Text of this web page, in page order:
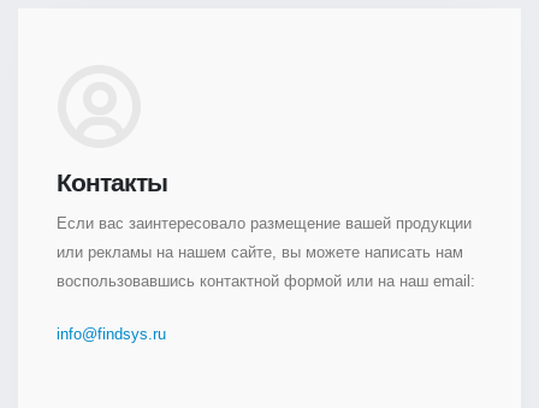
Контакты
Если вас заинтересовало размещение вашей продукции
или рекламы на нашем сайте, вы можете написать нам
воспользовавшись контактной формой или на наш email:
info@findsys.ru